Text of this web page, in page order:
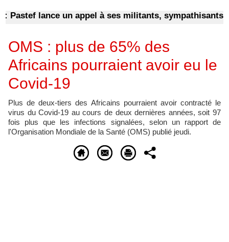
lance un appel à ses militants, sympathisants et à
OMS : plus de 65% des
Africains pourraient avoir eu le
Covid-19
Plus de deux-tiers des Africains pourraient avoir contracté le
virus du Covid-19 au cours de deux dernières années, soit 97
fois plus que les infections signalées, selon un rapport de
l'Organisation Mondiale de la Santé (OMS) publié jeudi.